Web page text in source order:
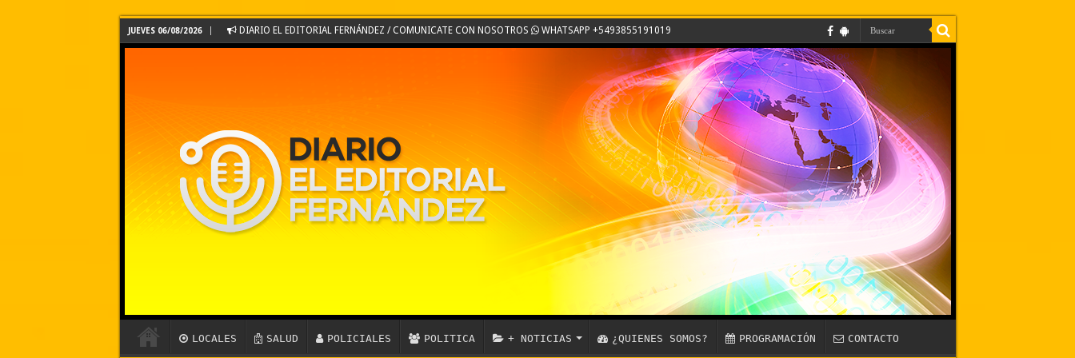
JUEVES 06/08/2026 DIARIO EL EDITORIAL FERNÁNDEZ / COMUNICATE CON NOSOTROS WHATSAPP +5493855191019
LOCALES SALUD POLICIALES POLITICA + NOTICIAS ¿QUIENES SOMOS? PROGRAMACIÓN CONTACTO